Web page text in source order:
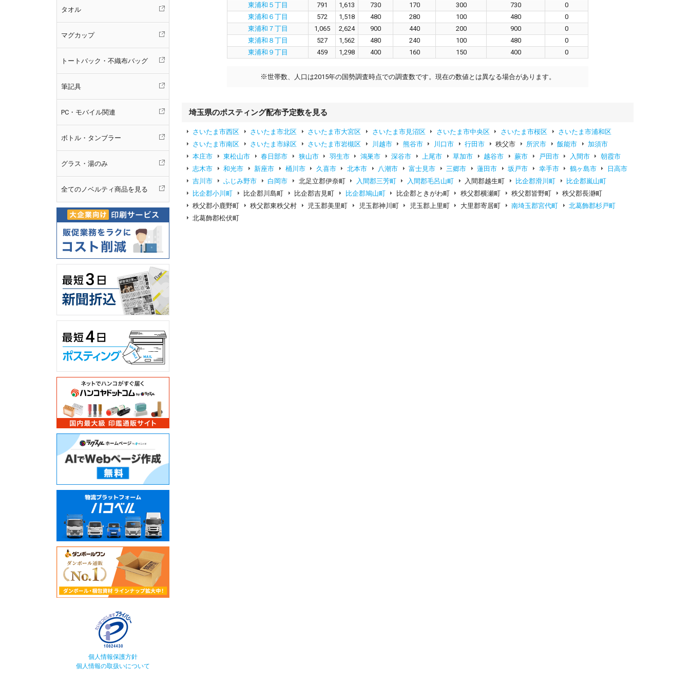
タオル
マグカップ
トートバック・不織布バッグ
筆記具
PC・モバイル関連
ボトル・タンブラー
グラス・湯のみ
全てのノベルティ商品を見る
個人情報保護方針
個人情報の取扱いについて
東浦和５丁目
791 1,613 730 170 300 730
0
東浦和６丁目
572 1,518 480 280 100 480
0
東浦和７丁目
1,065 2,624 900 440 200 900
0
東浦和８丁目
527 1,562 480 240 100 480
0
東浦和９丁目
459 1,298 400 160 150 400 0
※世帯数、人口は2015年の国勢調査時点での調査数です。現在の数値とは異なる場合があります。
埼玉県のポスティング配布予定数を見る
さいたま市西区 さいたま市北区 さいたま市大宮区 さいたま市見沼区 さいたま市中央区 さいたま市桜区
さいたま市浦和区
さいたま市南区
さいたま市緑区 さいたま市岩槻区 川越市 熊谷市 川口市 行田市 秩父市 所沢市 飯能市
加須市
本庄市
東松山市 春日部市 狭山市 羽生市 鴻巣市 深谷市 上尾市 草加市 越谷市 蕨市 戸田市 入間市
朝霞市
志木市
和光市 新座市 桶川市 久喜市 北本市 八潮市 富士見市 三郷市 蓮田市 坂戸市 幸手市 鶴ヶ島市
日高市
吉川市
ふじみ野市 白岡市 北足立郡伊奈町 入間郡三芳町 入間郡毛呂山町 入間郡越生町 比企郡滑川町
比企郡嵐山町
比企郡小川町
比企郡川島町 比企郡吉見町 比企郡鳩山町 比企郡ときがわ町 秩父郡横瀬町 秩父郡皆野町
秩父郡長瀞町
秩父郡小鹿野町
秩父郡東秩父村 児玉郡美里町 児玉郡神川町 児玉郡上里町 大里郡寄居町 南埼玉郡宮代町
北葛飾郡杉戸町
北葛飾郡松伏町